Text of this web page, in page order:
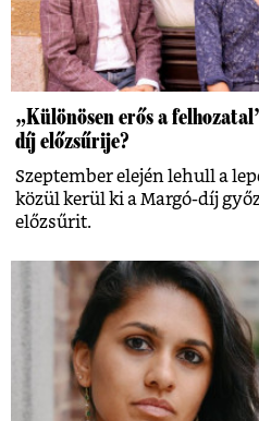
„Különösen erős a
díj előzsűrije?
Szeptember elején lehull a
közül kerül ki a Margó-díj
előzsűrit.